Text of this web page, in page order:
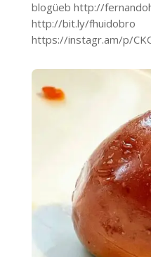
blogüeb http://
http://bit.ly/fhuidobro
https://instagr.am/p/